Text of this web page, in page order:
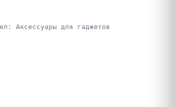
Аксессуары для гаджетов